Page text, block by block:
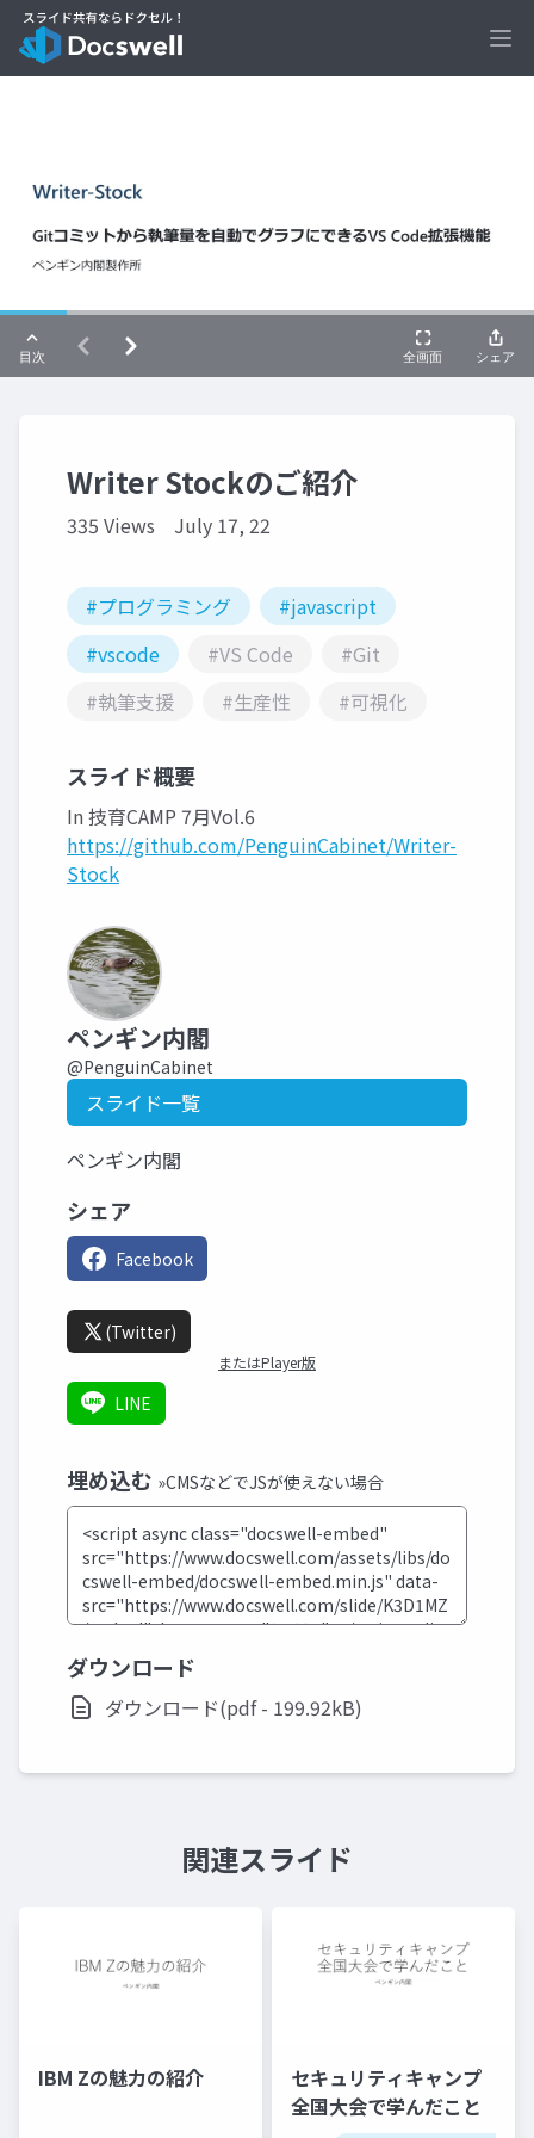
Writer Stockのご紹介
335 Views July 17, 22
#プログラミング
#javascript
#vscode
#VS Code
#Git
#執筆支援
#生産性 #可視化
スライド概要
In 技育CAMP 7月Vol.6
https://github.com/PenguinCabinet/Writer-
Stock
ペンギン内閣
@PenguinCabinet
スライド一覧
ペンギン内閣
シェア
Facebook
(Twitter)
またはPlayer版
LINE
埋め込む »CMSなどでJSが使えない場合
ダウンロード
ダウンロード(pdf - 199.92kB)
関連スライド
IBM Zの魅力の紹介
セキュリティキャンプ
全国大会で学んだこと